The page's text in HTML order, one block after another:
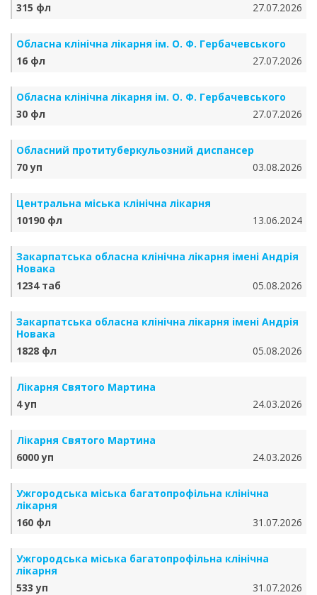
315 фл
27.07.2026
Обласна клінічна лікарня ім. О. Ф. Гербачевського
16 фл
27.07.2026
Обласна клінічна лікарня ім. О. Ф. Гербачевського
30 фл
27.07.2026
Обласний протитуберкульозний диспансер
70 уп
03.08.2026
Центральна міська клінічна лікарня
10190 фл
13.06.2024
Закарпатська обласна клінічна лікарня імені Андрія
Новака
1234 таб
05.08.2026
Закарпатська обласна клінічна лікарня імені Андрія
Новака
1828 фл
05.08.2026
Лікарня Святого Мартина
4 уп
24.03.2026
Лікарня Святого Мартина
6000 уп
24.03.2026
Ужгородська міська багатопрофільна клінічна
лікарня
160 фл
31.07.2026
Ужгородська міська багатопрофільна клінічна
лікарня
533 уп
31.07.2026